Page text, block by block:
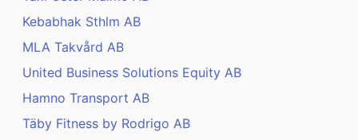
Kebabhak Sthlm AB
MLA Takvård AB
United Business Solutions Equity AB
Hamno Transport AB
Täby Fitness by Rodrigo AB